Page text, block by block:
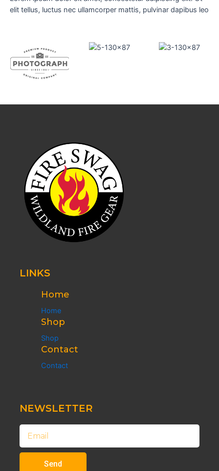
elit tellus, luctus nec ullamcorper mattis, pulvinar dapibus leo
LINKS
Home
Home
Shop
Shop
Contact
Contact
NEWSLETTER
Email
Send